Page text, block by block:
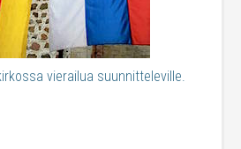
vierailua suunnitteleville.